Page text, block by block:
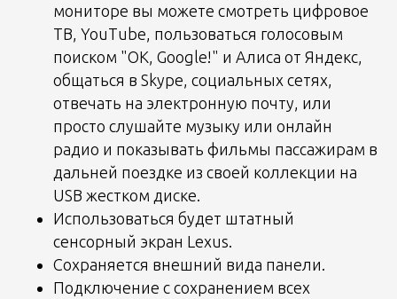
мониторе вы можете смотреть цифровое
ТВ, YouTube, пользоваться голосовым
поиском "OK, Google!" и Алиса от Яндекс,
общаться в Skype, социальных сетях,
отвечать на электронную почту, или
просто слушайте музыку или онлайн
радио и показывать фильмы пассажирам в
дальней поездке из своей коллекции на
USB жестком диске.
Использоваться будет штатный
сенсорный экран Lexus.
Сохраняется внешний вида панели.
Подключение с сохранением всех